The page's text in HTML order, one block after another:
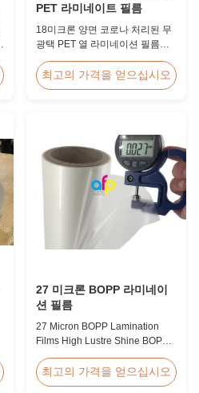
PET 라미네이트 필름
18미크론 양면 코로나 처리된 무
광택 PET 열 라미네이션 필름은
며 탁월한 접착력과 내구성을 갖
춘 ID 카드, 배지 및 자격 증명 보
최고의 가격을 얻으십시오
27 미크론 BOPP 라미네이
션 필름
27 Micron BOPP Lamination
Films High Lustre Shine BOPP
27micron BOPP Thermal
Lamination Film is an
최고의 가격을 얻으십시오